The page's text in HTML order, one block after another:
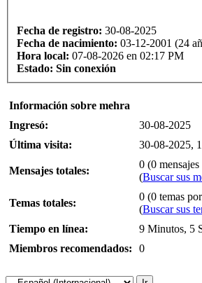
Fecha de registro: 30-08-2025
Fecha de nacimiento: 03-12-2001 (24
Hora local: 07-08-2026 en 02:17 PM
Estado: Sin conexión
Información sobre mehra
Ingresó:
30-08-2025
Última visita:
30-08-2025,
Mensajes totales:
0 (0
(Buscar sus
Temas totales:
0 (0 temas
(Buscar sus
Tiempo en línea:
9 Minutos, 5
Miembros recomendados:
0